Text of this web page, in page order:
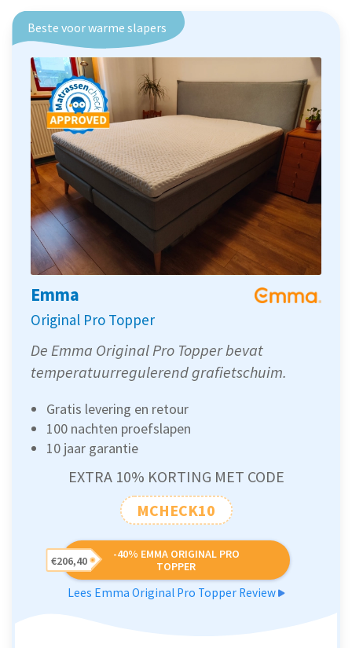
Beste voor warme slapers
Emma
Original Pro Topper
De Emma Original Pro Topper bevat
temperatuurregulerend grafietschuim.
Gratis levering en retour
100 nachten proefslapen
10 jaar garantie
EXTRA 10% KORTING MET CODE
MCHECK10
-40% EMMA ORIGINAL PRO
TOPPER
€206,40
Lees Emma Original Pro Topper Review